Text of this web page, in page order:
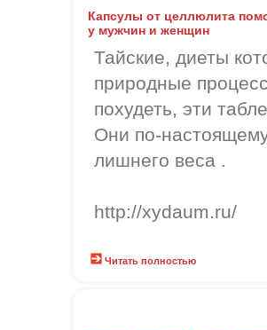
Капсулы от целлюлита
у мужчин и женщин
Тайские, диеты
природные
похудеть, эти
Они по-
лишнего веса .
http://xydaum.ru/
Читать полностью